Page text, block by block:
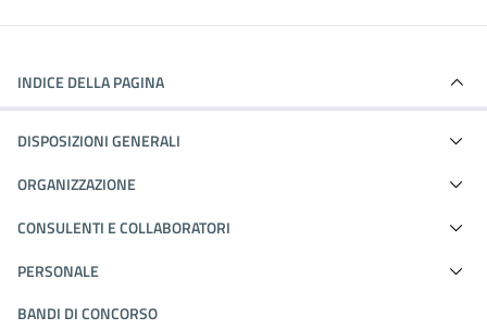
INDICE DELLA PAGINA
DISPOSIZIONI GENERALI
ORGANIZZAZIONE
CONSULENTI E COLLABORATORI
PERSONALE
BANDI DI CONCORSO